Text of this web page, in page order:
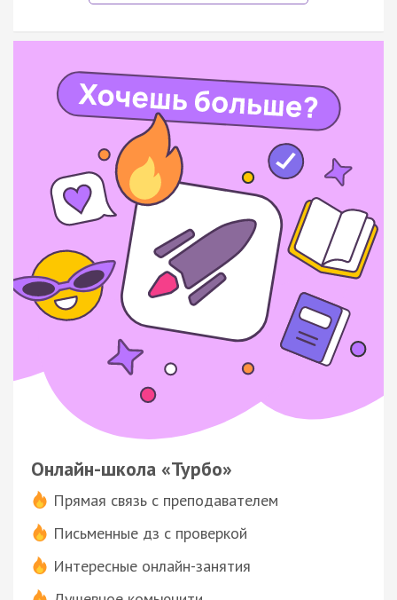
Онлайн-школа «Турбо»
Прямая связь с преподавателем
Письменные дз с проверкой
Интересные онлайн-занятия